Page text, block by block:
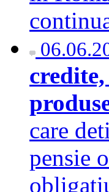
care
pensie